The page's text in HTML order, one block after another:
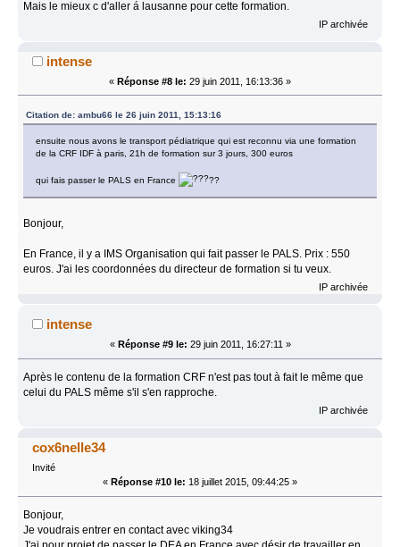
Mais le mieux c d'aller á lausanne pour cette formation.
IP archivée
intense
« Réponse #8 le: 29 juin 2011, 16:13:36 »
Citation de: ambu66 le 26 juin 2011, 15:13:16
ensuite nous avons le transport pédiatrique qui est reconnu via une formation
de la CRF IDF à paris, 21h de formation sur 3 jours, 300 euros
qui fais passer le PALS en France ??
Bonjour,
En France, il y a IMS Organisation qui fait passer le PALS. Prix : 550
euros. J'ai les coordonnées du directeur de formation si tu veux.
IP archivée
intense
« Réponse #9 le: 29 juin 2011, 16:27:11 »
Après le contenu de la formation CRF n'est pas tout à fait le même que
celui du PALS même s'il s'en rapproche.
IP archivée
cox6nelle34
Invité
« Réponse #10 le: 18 juillet 2015, 09:44:25 »
Bonjour,
Je voudrais entrer en contact avec viking34